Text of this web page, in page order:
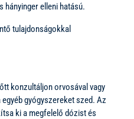
hányinger elleni hatású.
tulajdonságokkal
konzultáljon orvosával vagy
gyógyszereket szed. Az
ki a megfelelő dózist és